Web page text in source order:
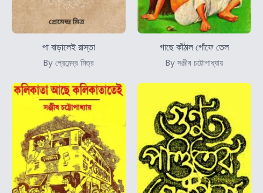
পা বাড়ালেই রাস্তা
By প্রেমেন্দ্র মিত্র
গাছে কাঁঠাল গোঁফে তেল
By সঞ্জীব চট্টোপাধ্যায়